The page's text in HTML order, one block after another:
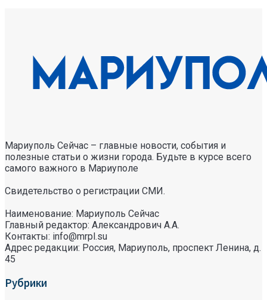
Мариуполь Сейчас – главные новости, события и
полезные статьи о жизни города. Будьте в курсе всего
самого важного в Мариуполе
Свидетельство о регистрации СМИ.
Наименование: Мариуполь Сейчас
Главный редактор: Александрович А.А.
Контакты: info@mrpl.su
Адрес редакции: Россия, Мариуполь, проспект Ленина, д.
45
Рубрики